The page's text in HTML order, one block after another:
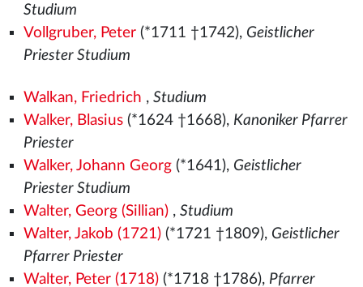
Studium
Vollgruber, Peter(*1711 †1742), Geistlicher
Priester Studium
Walkan, Friedrich , Studium
Walker, Blasius(*1624 †1668), Kanoniker Pfarrer
Priester
Walker, Johann Georg(*1641), Geistlicher
Priester Studium
Walter, Georg (Sillian), Studium
Walter, Jakob (1721)(*1721 †1809), Geistlicher
Pfarrer Priester
Walter, Peter (1718)(*1718 †1786), Pfarrer